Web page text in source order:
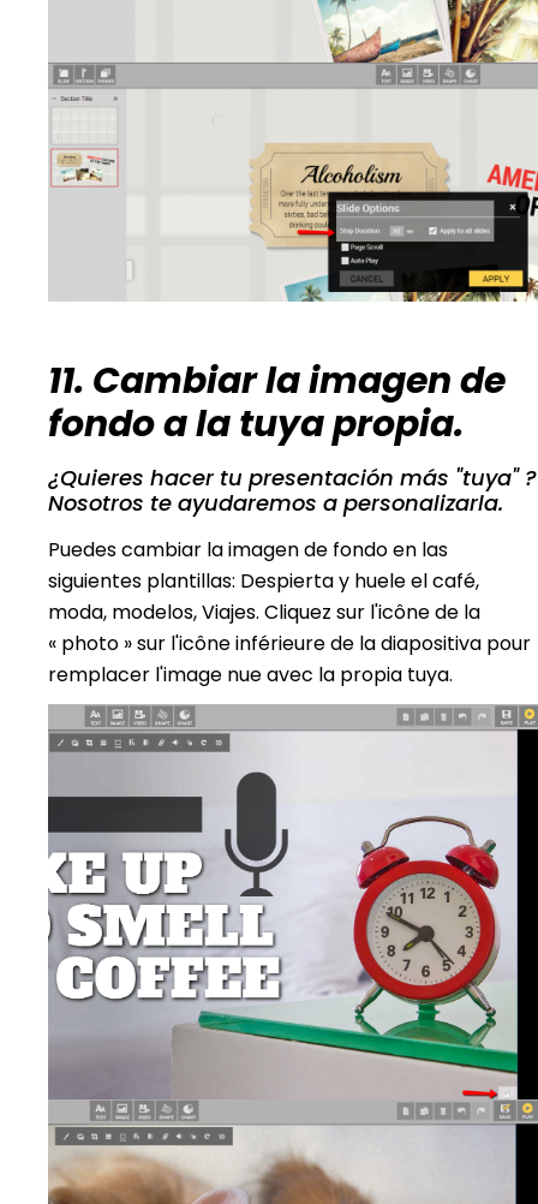
11. Cambiar la imagen de
fondo a la tuya propia.
¿Quieres hacer tu presentación más "tuya" ?
Nosotros te ayudaremos a personalizarla.
Puedes cambiar la imagen de fondo en las
siguientes plantillas: Despierta y huele el café,
moda, modelos, Viajes. Cliquez sur l'icône de la
« photo » sur l'icône inférieure de la diapositiva pour
remplacer l'image nue avec la propia tuya.